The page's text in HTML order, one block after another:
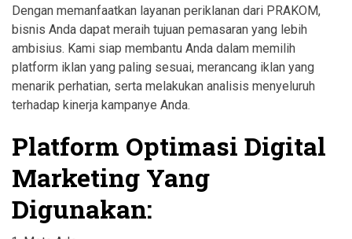
Dengan memanfaatkan layanan periklanan dari PRAKOM,
bisnis Anda dapat meraih tujuan pemasaran yang lebih
ambisius. Kami siap membantu Anda dalam memilih
platform iklan yang paling sesuai, merancang iklan yang
menarik perhatian, serta melakukan analisis menyeluruh
terhadap kinerja kampanye Anda.
Platform Optimasi Digital
Marketing Yang
Digunakan: